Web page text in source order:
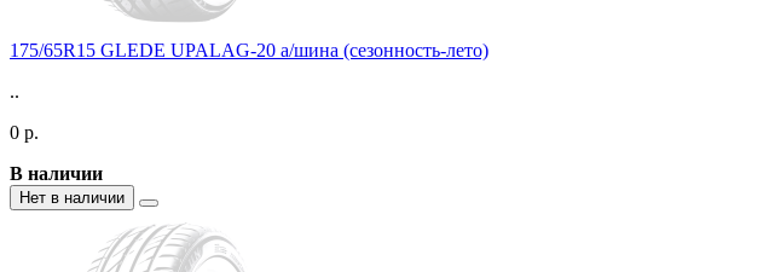
175/65R15 GLEDE UPALAG-20 а/шина (сезонность-лето)
..
0 р.
В наличии
Нет в наличии